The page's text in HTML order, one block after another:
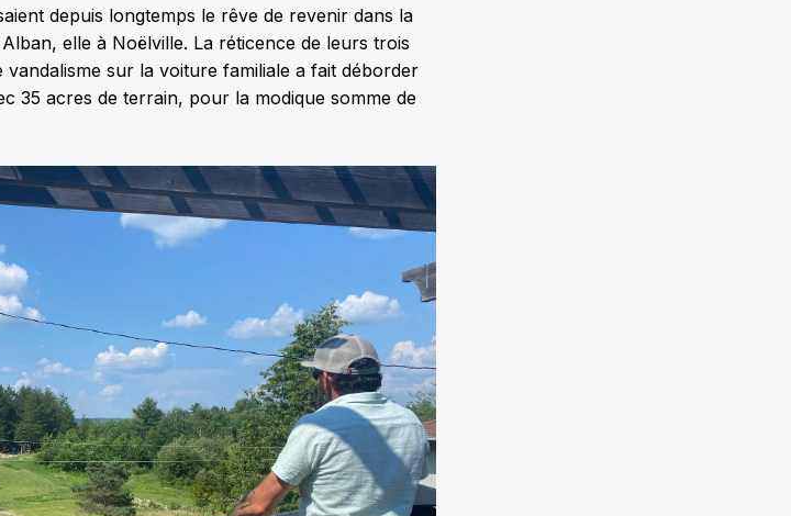
depuis longtemps le rêve de revenir dans la
elle à Noëlville. La réticence de leurs trois
sur la voiture familiale a fait déborder
35 acres de terrain, pour la modique somme de